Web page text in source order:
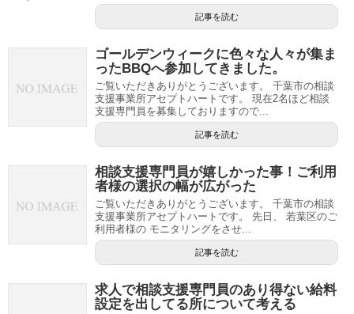
記事を読む
ゴールデンウィークに色々な人々が集ま
ったBBQへ参加してきました。
ご覧いただきありがとうございます。 千葉市の相談
支援事業所アセプトハートです。 現在2名ほど相談
支援専門員を募集しておりますので...
記事を読む
相談支援専門員が嬉しかった事！ご利用
者様の選択の幅が広がった
ご覧いただきありがとうございます。 千葉市の相談
支援事業所アセプトハートです。 先日、 若葉区のご
利用者様の モニタリングをさせ...
記事を読む
求人で相談支援専門員のあり得ない給料
設定を出してる所について考える